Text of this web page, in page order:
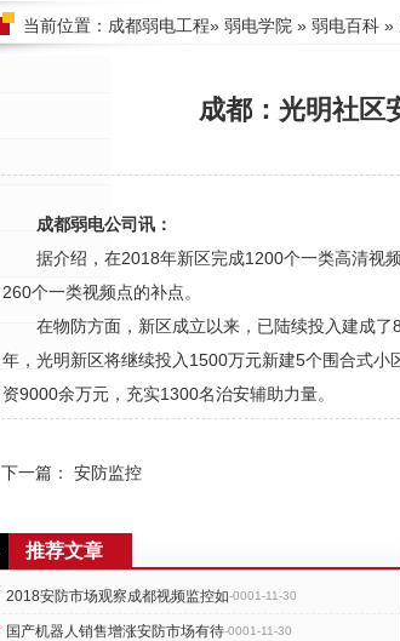
当前位置： 成都弱电工程» 弱电学院 » 弱电百科 »
成都：光明社区
成都弱电公司讯：
据介绍，在2018年新区完成1200个一类高清视
260个一类视频点的补点。
在物防方面，新区成立以来，已陆续投入建成
年，光明新区将继续投入1500万元新建5个围合式
资9000余万元，充实1300名治安辅助力量。
下一篇： 安防监控
推荐文章
2018安防市场观察成都视频监控如-0001-11-30
国产机器人销售增涨安防市场有待-0001-11-30